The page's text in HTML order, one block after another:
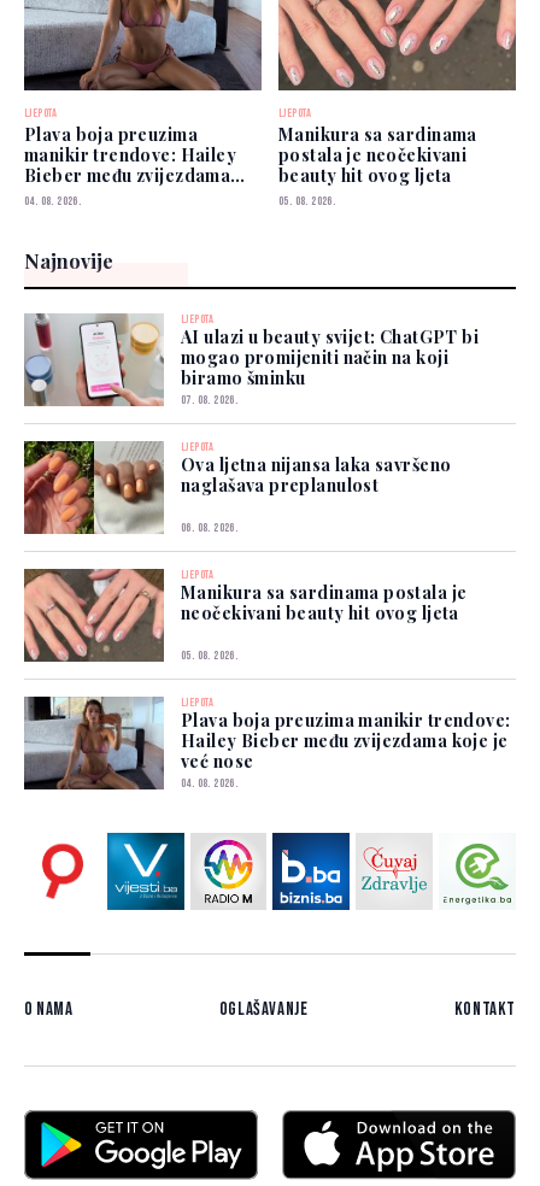
LJEPOTA
Plava boja preuzima
manikir trendove: Hailey
Bieber među zvijezdama
koje je već nose
04. 08. 2026.
LJEPOTA
Manikura sa sardinama
postala je neočekivani
beauty hit ovog ljeta
05. 08. 2026.
Najnovije
LJEPOTA
AI ulazi u beauty svijet: ChatGPT bi
mogao promijeniti način na koji
biramo šminku
07. 08. 2026.
LJEPOTA
Ova ljetna nijansa laka savršeno
naglašava preplanulost
06. 08. 2026.
LJEPOTA
Manikura sa sardinama postala je
neočekivani beauty hit ovog ljeta
05. 08. 2026.
LJEPOTA
Plava boja preuzima manikir trendove:
Hailey Bieber među zvijezdama koje je
već nose
04. 08. 2026.
O nama Oglašavanje Kontakt